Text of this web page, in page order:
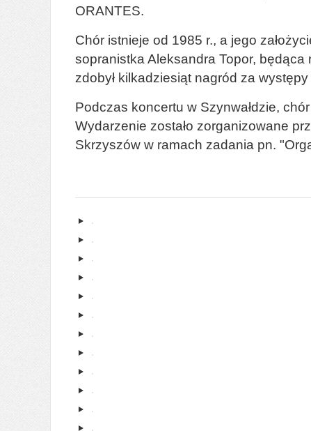
ORANTES.
Chór istnieje od 1985 r., a jego
sopranistka Aleksandra Topor,
zdobył kilkadziesiąt nagród za
Podczas koncertu w Szynwałdzie,
Wydarzenie zostało zorganizowane
Skrzyszów w ramach zadania pn.